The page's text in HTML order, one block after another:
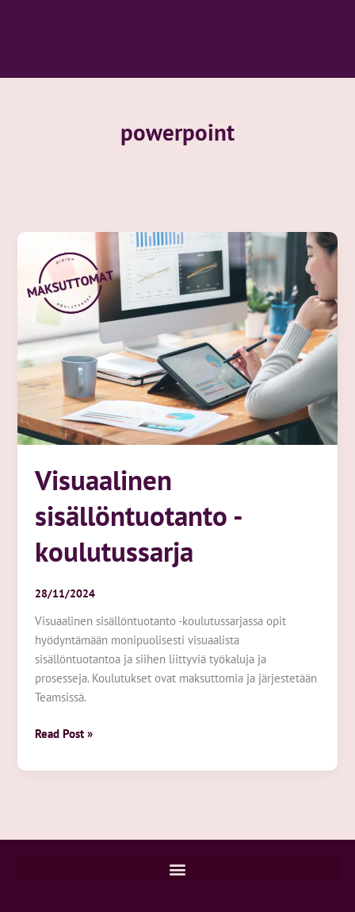
powerpoint
Visuaalinen
sisällöntuotanto -
koulutussarja
28/11/2024
Visuaalinen sisällöntuotanto -koulutussarjassa opit
hyödyntämään monipuolisesti visuaalista
sisällöntuotantoa ja siihen liittyviä työkaluja ja
prosesseja. Koulutukset ovat maksuttomia ja järjestetään
Teamsissä.
sisällöntuotanto
koulutussarja
Read Post »